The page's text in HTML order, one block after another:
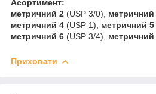
Асортимент:
метричний 2 (USP 3/0), метричний
метричний 4 (USP 1), метричний 5
метричний 6 (USP 3/4), метричний
Приховати